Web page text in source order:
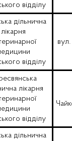
відділу
дільнична
лікарня
відділу
лікарня
відділу
дільнична